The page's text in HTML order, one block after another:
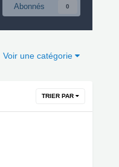
Abonnés 0
Voir une catégorie
TRIER PAR